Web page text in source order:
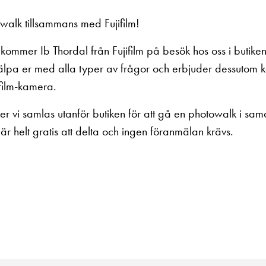
tillsammans med Fujifilm!
Ib Thordal från Fujifilm på besök hos oss i
er med alla typer av frågor och erbjuder dessutom
kamera.
vi samlas utanför butiken för att gå en photowalk i
helt gratis att delta och ingen föranmälan krävs.